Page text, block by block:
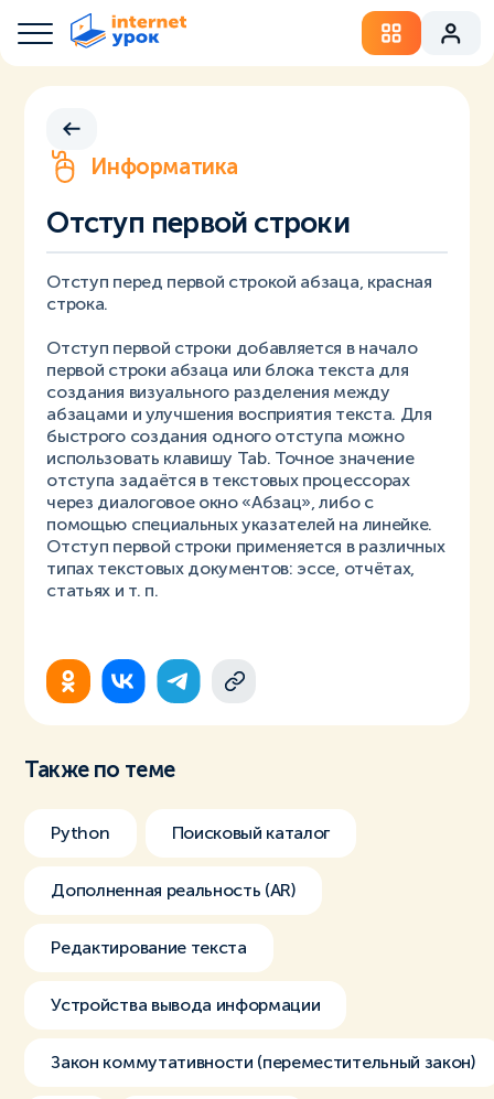
Информатика
Отступ первой строки
Отступ перед первой строкой абзаца, красная
строка.
Отступ первой строки добавляется в начало
первой строки абзаца или блока текста для
создания визуального разделения между
абзацами и улучшения восприятия текста. Для
быстрого создания одного отступа можно
использовать клавишу Tab. Точное значение
отступа задаётся в текстовых процессорах
через диалоговое окно «Абзац», либо с
помощью специальных указателей на линейке.
Отступ первой строки применяется в различных
типах текстовых документов: эссе, отчётах,
статьях и т. п.
Также по теме
Python Поисковый каталог
Дополненная реальность (AR)
Редактирование текста
Устройства вывода информации
Закон коммутативности (переместительный закон)